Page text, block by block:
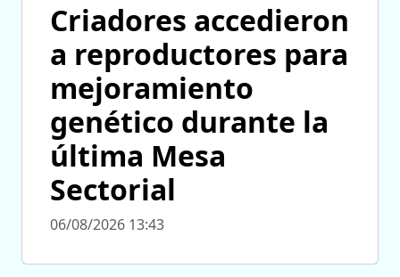
Criadores accedieron
a reproductores para
mejoramiento
genético durante la
última Mesa
Sectorial
06/08/2026 13:43